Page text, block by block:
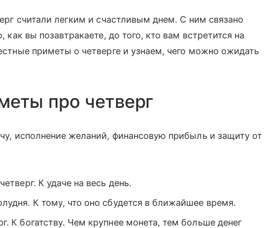
считали легким и счастливым днем. С ним связано
вы позавтракаете, до того, кто вам встретится на
приметы о четверге и узнаем, чего можно ожидать
про четверг
исполнение желаний, финансовую прибыль и защиту от
К удаче на весь день.
К тому, что оно сбудется в ближайшее время.
К богатству. Чем крупнее монета, тем больше денег